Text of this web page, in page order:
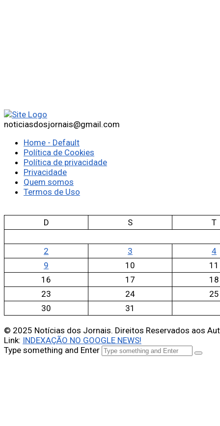
noticiasdosjornais@gmail.com
Home - Default
Política de Cookies
Política de privacidade
Privacidade
Quem somos
Termos de Uso
D S T
2 3
4
9
10
11
16
17
18
23
24
25
30
31
© 2025 Notícias dos Jornais. Direitos Reservados aos
Link: INDEXAÇÃO NO GOOGLE NEWS!
Type something and Enter